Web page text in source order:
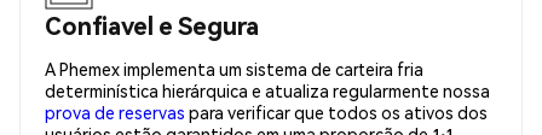
Confiavel e Segura
A Phemex implementa um sistema de carteira fria
determinística hierárquica e atualiza regularmente nossa
prova de reservas para verificar que todos os ativos dos